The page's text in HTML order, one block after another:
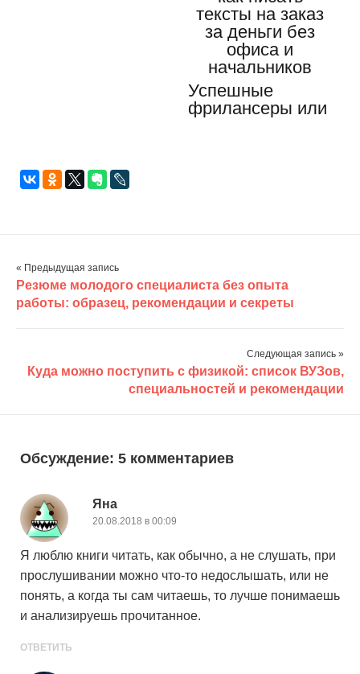
Успешные
фрилансеры или
« Предыдущая запись
Резюме молодого специалиста без опыта
работы: образец, рекомендации и секреты
Следующая запись »
Куда можно поступить с физикой: список ВУЗов,
специальностей и рекомендации
Обсуждение: 5 комментариев
Яна
20.08.2018 в 00:09
Я люблю книги читать, как обычно, а не слушать, при
прослушивании можно что-то недослышать, или не
понять, а когда ты сам читаешь, то лучше понимаешь
и анализируешь прочитанное.
ОТВЕТИТЬ